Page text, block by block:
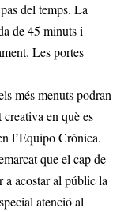
del temps. La
de 45 minuts i
Les portes
més menuts podran
en què es
l’Equipo Crónica.
que el cap de
a acostar al públic la
atenció al